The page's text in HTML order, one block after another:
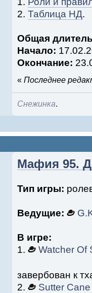
2. Таблица НД.
Общая
Начало:
Окончание:
« Последнее
Снежинка.
Мафия 95.
Тип игры:
Ведущие:
В игре:
1.
Watcher Of
завербован к
2.
Sutter Cane